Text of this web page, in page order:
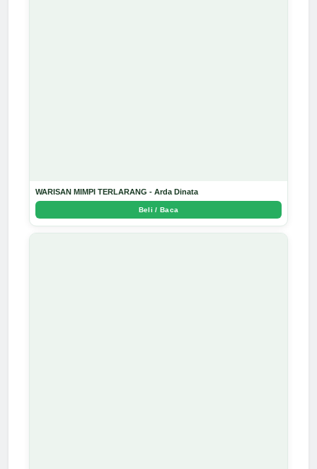
WARISAN MIMPI TERLARANG - Arda Dinata
Beli / Baca